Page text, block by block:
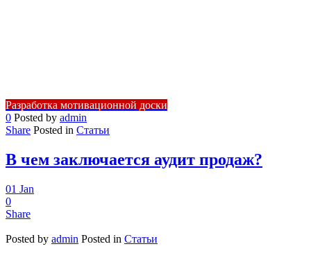
Разработка мотивационной доски
0 Posted by admin
Share Posted in Статьи
В чем заключается аудит продаж?
01 Jan
0
Share
Posted by admin Posted in Статьи